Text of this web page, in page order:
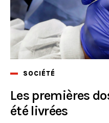
SOCIÉTÉ
Les premières
été livrées